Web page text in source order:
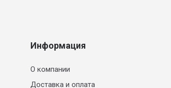
Информация
О компании
Доставка и оплата